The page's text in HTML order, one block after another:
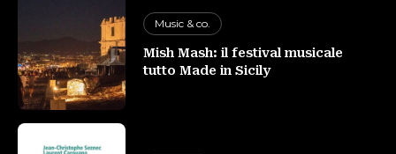
Music & co.
Mish Mash: il festival musicale
tutto Made in Sicily